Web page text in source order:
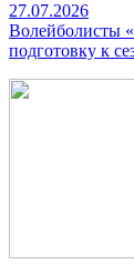
27.07.2026
Волейболисты
подготовку к